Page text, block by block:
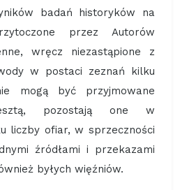
badań historyków na
przez Autorów
wręcz niezastąpione z
w postaci zeznań kilku
mogą być przyjmowane
pozostają one w
liczby ofiar, w sprzeczności
źródłami i przekazami
byłych więźniów.